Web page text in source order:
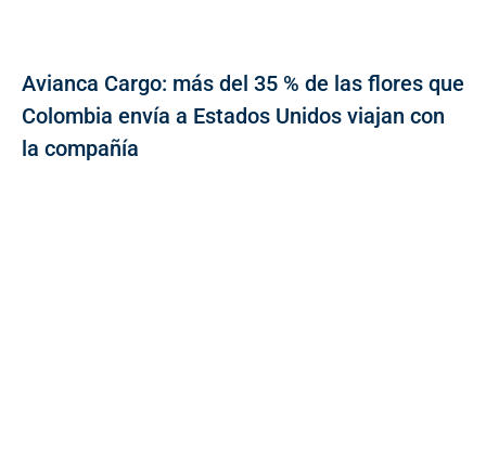
Avianca Cargo: más del 35 % de las flores que
Colombia envía a Estados Unidos viajan con
la compañía